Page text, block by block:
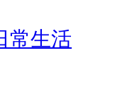
常生活